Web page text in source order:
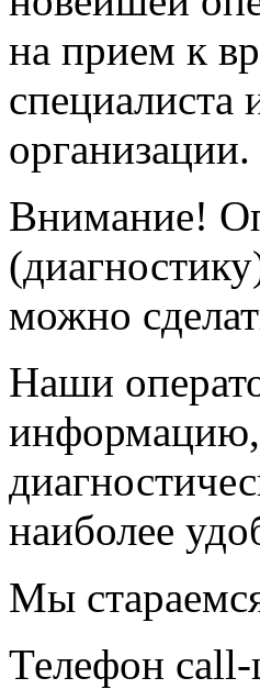
на прием к
специалиста
организации.
Внимание!
можно
Наши
информацию,
наиболее
Мы
Телефон